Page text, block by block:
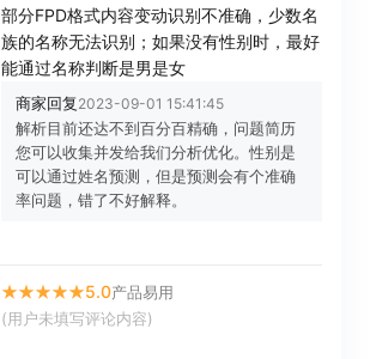
部分FPD格式内容变动识别不准确，少数名
族的名称无法识别；如果没有性别时，最好
能通过名称判断是男是女
商家回复2023-09-01 15:41:45
解析目前还达不到百分百精确，问题简历
您可以收集并发给我们分析优化。性别是
可以通过姓名预测，但是预测会有个准确
率问题，错了不好解释。
5.0产品易用
(用户未填写评论内容)